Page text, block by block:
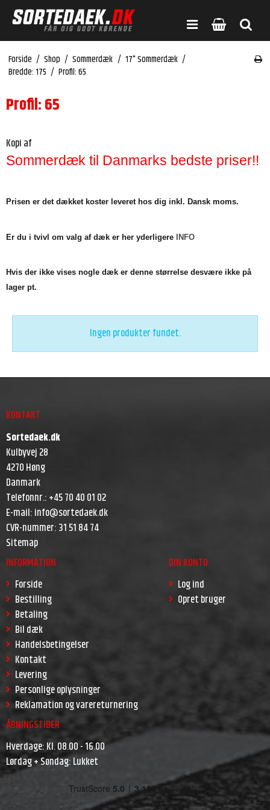
Forside / Shop / Sommerdæk / 17" Sommerdæk /
Bredde: 175 / Profil: 65
Profil: 65
Kopi af
Sommerdæk til Danmarks bedste priser!!
Prisen er det dækket koster leveret hos dig inkl. Dansk moms.
Er du i tvivl om valg af dæk er her yderligere INFO
Hvis der ikke vises nogle dæk er denne størrelse desvære ikke på
lager pt.
Ingen produkter fundet.
KONTAKT
Sortedaek.dk
Kulbyvej 28
4270 Høng
Danmark
Telefonnr.:+45 70 40 01 02
E-mail:info@sortedaek.dk
CVR-nummer:31 51 84 74
Sitemap
INFORMATION
Forside
Bestilling
Betaling
Bil dæk
Handelsbetingelser
Kontakt
Levering
Personlige oplysninger
Reklamation og varereturnering
DIN KONTO
Log ind
Opret bruger
ÅBNINGSTIDER
Hverdage: Kl. 08.00 - 16.00
Lørdag + Søndag: Lukket